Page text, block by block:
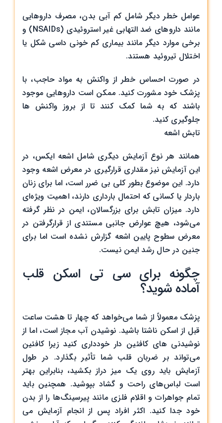
عوامل خطر دیگر شامل کم آبی بدن، مصرف داروهایی
مانند داروهای ضد التهابی غیر استروئیدی (NSAIDs) و
برخی موارد دیگر مانند بیماری کم خونی داسی شکل یا
اختلال تیروئید هستند.
در صورت احساس خطر از واکنش به مواد حاجب، با
پزشک خود مشورت کنید. ممکن است داروهایی موجود
باشند که به شما کمک کنند تا از بروز واکنش ها
جلوگیری کنید.
تابش اشعه
همانند هر نوع آزمایش دیگری شامل اشعه ایکس، در
این آزمایش نیز مقداری قرارگیری در معرض اشعه وجود
دارد. این موضوع بطور کلی بی ضرر است، اما برای زنان
باردار یا کسانی که احتمال بارداری دارند، اهمیت ویژه‌ای
دارد. میزان تابش برای بزرگسالان، ایمن در نظر گرفته
می‌شود، هیچ عوارض جانبی مستندی از قرارگرفتن در
معرض سطوح پایین اشعه گزارش نشده است اما برای
جنین در حال رشد ایمن نیست.
چگونه برای سی تی اسکن قلب
آماده شوید؟
پزشک معمولاً از شما می‌خواهد که چهار تا هشت ساعت
قبل از اسکن ناشتا باشید. نوشیدن آب مجاز است، اما از
نوشیدنی های کافئین دار خودداری کنید زیرا کافئین
می‌تواند بر ضربان قلب شما تأثیر بگذارد. در طول
آزمایش باید روی یک میز دراز بکشید، بنابراین بهتر
است لباس‌های راحت و گشاد بپوشید. همچنین باید
تمام جواهرات و اقلام فلزی مانند پیرسینگ‌ها را از بدن
خود جدا کنید. اکثر افراد پس از انجام آزمایش می